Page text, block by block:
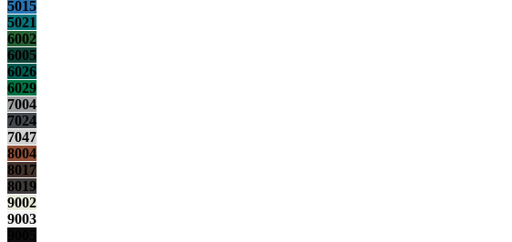
5015
5021
6002
6005
6026
6029
7004
7024
7047
8004
8017
8019
9002
9003